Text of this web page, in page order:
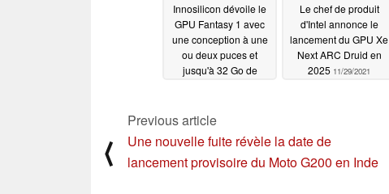
Innosilicon dévoile le
GPU Fantasy 1 avec
une conception à une
ou deux puces et
jusqu'à 32 Go de
Le chef de produit
d'Intel annonce le
lancement du GPU Xe
Next ARC Druid en
2025 11/29/2021
⟨
Previous article
Une nouvelle fuite révèle la date de
lancement provisoire du Moto G200 en Inde